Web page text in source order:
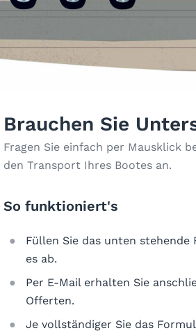
Brauchen Sie
Fragen Sie einfach per Mausklick
den Transport Ihres Bootes an.
So funktioniert's
Füllen Sie das unten
es ab.
Per E-Mail erhalten Sie
Offerten.
Je vollständiger Sie das